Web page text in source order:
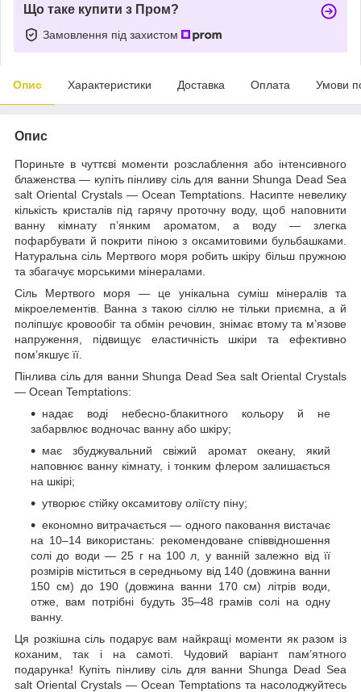
Що таке купити з Пром?
Замовлення під захистом
Опис Характеристики Доставка Оплата Умови
Опис
Пориньте в чуттєві моменти розслаблення або інтенсивного
блаженства — купіть пінливу сіль для ванни Shunga Dead Sea
salt Oriental Crystals — Ocean Temptations. Насипте невелику
кількість кристалів під гарячу проточну воду, щоб наповнити
ванну кімнату п’янким ароматом, а воду — злегка
пофарбувати й покрити піною з оксамитовими бульбашками.
Натуральна сіль Мертвого моря робить шкіру більш пружною
та збагачує морськими мінералами.
Сіль Мертвого моря — це унікальна суміш мінералів та
мікроелементів. Ванна з такою сіллю не тільки приємна, а й
поліпшує кровообіг та обмін речовин, знімає втому та м’язове
напруження, підвищує еластичність шкіри та ефективно
пом’якшує її.
Пінлива сіль для ванни Shunga Dead Sea salt Oriental Crystals
— Ocean Temptations:
надає воді небесно-блакитного кольору й не
забарвлює водночас ванну або шкіру;
має збуджувальний свіжий аромат океану, який
наповнює ванну кімнату, і тонким флером залишається
на шкірі;
утворює стійку оксамитову оліїсту піну;
економно витрачається — одного паковання вистачає
на 10–14 використань: рекомендоване співвідношення
солі до води — 25 г на 100 л, у ванній залежно від її
розмірів міститься в середньому від 140 (довжина ванни
150 см) до 190 (довжина ванни 170 см) літрів води,
отже, вам потрібні будуть 35–48 грамів солі на одну
ванну.
Ця розкішна сіль подарує вам найкращі моменти як разом із
коханим, так і на самоті. Чудовий варіант пам’ятного
подарунка! Купіть пінливу сіль для ванни Shunga Dead Sea
salt Oriental Crystals — Ocean Temptations та насолоджуйтесь